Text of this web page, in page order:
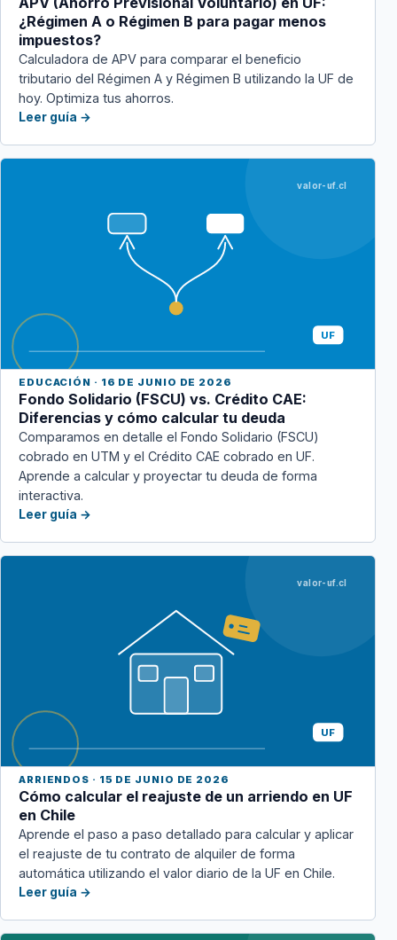
¿Régimen A o Régimen B para pagar menos
impuestos?
Calculadora de APV para comparar el beneficio
tributario del Régimen A y Régimen B utilizando la UF de
hoy. Optimiza tus ahorros.
Leer guía →
UF
valor-uf.cl
EDUCACIÓN · 16 DE JUNIO DE 2026
Fondo Solidario (FSCU) vs. Crédito CAE:
Diferencias y cómo calcular tu deuda
Comparamos en detalle el Fondo Solidario (FSCU)
cobrado en UTM y el Crédito CAE cobrado en UF.
Aprende a calcular y proyectar tu deuda de forma
interactiva.
Leer guía →
UF
valor-uf.cl
ARRIENDOS · 15 DE JUNIO DE 2026
Cómo calcular el reajuste de un arriendo en UF
en Chile
Aprende el paso a paso detallado para calcular y aplicar
el reajuste de tu contrato de alquiler de forma
automática utilizando el valor diario de la UF en Chile.
Leer guía →